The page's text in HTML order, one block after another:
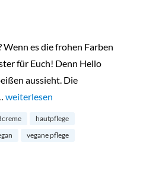
Wenn es die frohen Farben
für Euch! Denn Hello
aussieht. Die
„Türchen 10: schützende
weiterlesen
hautpflege
vegane pflege